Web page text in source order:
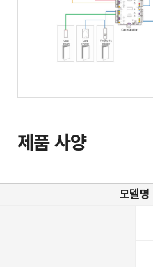
제품 사양
모델명